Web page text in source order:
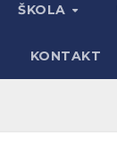
ŠKOLA
KONTAKT